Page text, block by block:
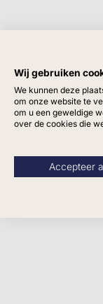
Wij gebruiken
We kunnen deze
om onze website te
om u een geweldige
over de cookies die
Accepteer